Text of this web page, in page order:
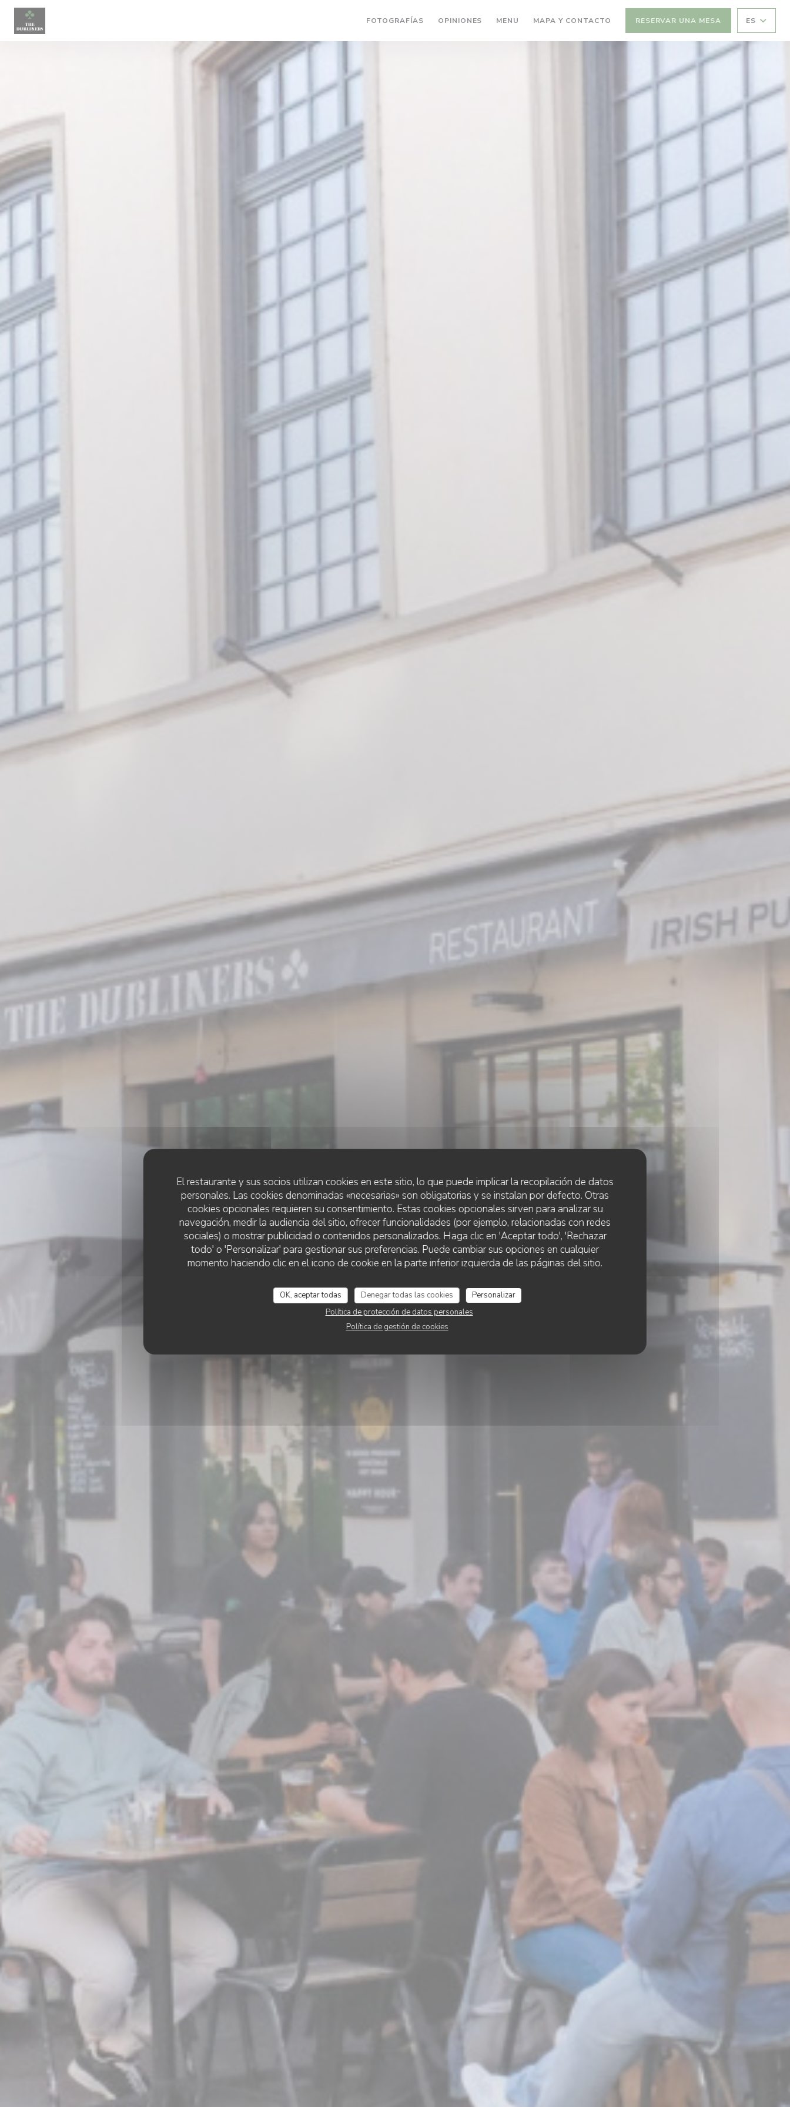
Personalización de sus opciones de cookies
El restaurante y sus socios utilizan cookies en este sitio, lo que puede implicar la recopilación de datos
personales. Las cookies denominadas «necesarias» son obligatorias y se instalan por defecto. Otras
cookies opcionales requieren su consentimiento. Estas cookies opcionales sirven para analizar su
navegación, medir la audiencia del sitio, ofrecer funcionalidades (por ejemplo, relacionadas con redes
sociales) o mostrar publicidad o contenidos personalizados. Haga clic en 'Aceptar todo', 'Rechazar
todo' o 'Personalizar' para gestionar sus preferencias. Puede cambiar sus opciones en cualquier
momento haciendo clic en el icono de cookie en la parte inferior izquierda de las páginas del sitio.
OK, aceptar todas Denegar todas las cookies
Personalizar
Política de protección de datos personales
Política de gestión de cookies
FOTOGRAFÍAS OPINIONES MENU ((ABRE EN UNA NUEVA VENTANA))
MAPA Y CONTACTO RESERVAR UNA MESA ES
PUB IRLANDÈS• STRASBOURG
The dubliners
RESERVAR UNA MESA